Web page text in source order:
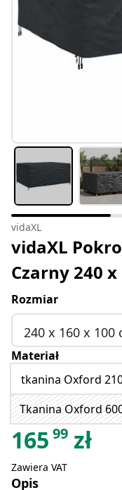
vidaXL
vidaXL
Czarny 240
Rozmiar
240 x 160 x 100
Materiał
tkanina Oxford
Tkanina Oxford
165 99 zł
Zawiera VAT
Opis